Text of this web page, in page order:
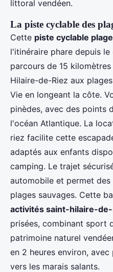
littoral vendéen.
La piste cyclable des
Cette piste cyclable
l'itinéraire phare depuis le
parcours de 15
Hilaire-de-Riez aux
Vie en longeant la côte.
pinèdes, avec des points
l'océan Atlantique. La
riez facilite cette
adaptés aux enfants
camping. Le trajet
automobile et permet
plages sauvages. Cette
activités saint-hilaire-
prisées, combinant sport
patrimoine naturel
en 2 heures environ,
vers les marais salants.